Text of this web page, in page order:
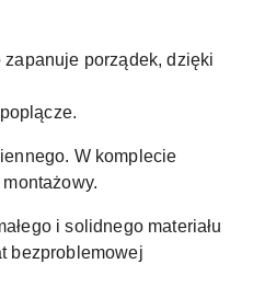
porządek, dzięki
W komplecie
i solidnego materiału
bezproblemowej